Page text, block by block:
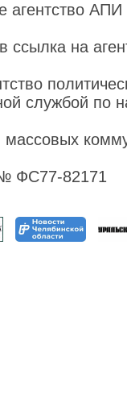
агентство
ссылка на
службой по
№ ФС77-82171